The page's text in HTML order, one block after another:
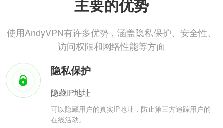
主要的优势
使用AndyVPN有许多优势，涵盖隐私保护、安全性、
访问权限和网络性能等方面
隐私保护
隐藏IP地址
可以隐藏用户的真实IP地址，防止第三方追踪用户的
在线活动。